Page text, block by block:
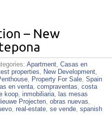
– New
Apartment, Casas en
properties, New Development,
, Property For Sale, Spain
en venta, compraventas, costa
koop, inmobiliaria, las mesas
Projecten, obras nuevas,
, real-estate, se vende, spanish